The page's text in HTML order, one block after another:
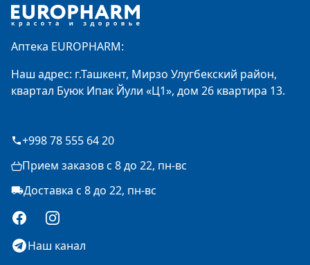
Аптека EUROPHARM:
Наш адрес: г.Ташкент, Мирзо Улугбекский район,
квартал Буюк Ипак Йули «Ц1», дом 26 квартира 13.
+998 78 555 64 20
Прием заказов с 8 до 22, пн-вс
Доставка с 8 до 22, пн-вс
FacebookInstagram
Наш канал